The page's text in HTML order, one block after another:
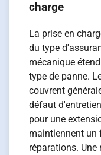
charge
La prise en
du type
mécanique
type de panne.
couvrent
défaut
pour une
maintiennent un
réparations.